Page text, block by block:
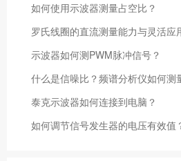
如何使用示波器测量占空比？
罗氏线圈的直流测量能力与灵活应
示波器如何测PWM脉冲信号？
什么是信噪比？频谱分析仪如何测
泰克示波器如何连接到电脑？
如何调节信号发生器的电压有效值